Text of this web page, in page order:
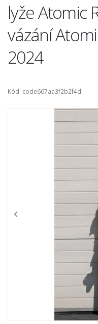
lyže Atomic
vázání
2024
Kód: code667aa3f2b2f4d